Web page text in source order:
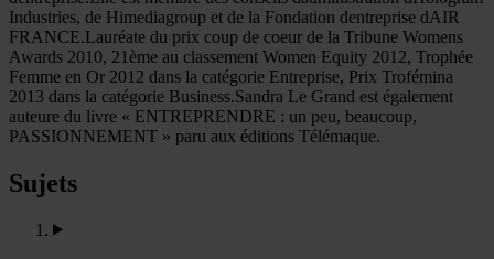
Industries, de Himediagroup et de la Fondation dentreprise dAIR
FRANCE.Lauréate du prix coup de coeur de la Tribune Womens
Awards 2010, 21ème au classement Women Equity 2012, Trophée
Femme en Or 2012 dans la catégorie Entreprise, Prix Trofémina
2013 dans la catégorie Business.Sandra Le Grand est également
auteure du livre « ENTREPRENDRE : un peu, beaucoup,
PASSIONNEMENT » paru aux éditions Télémaque.
Sujets